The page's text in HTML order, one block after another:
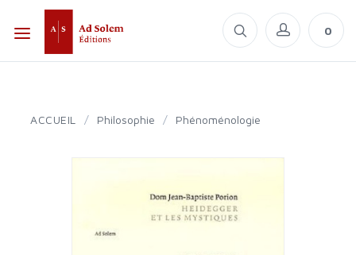
0
ACCUEIL / Philosophie / Phénoménologie